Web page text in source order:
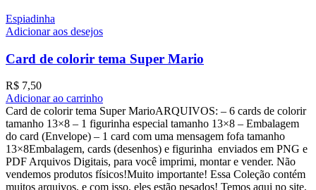
Espiadinha
Adicionar aos desejos
Card de colorir tema Super Mario
R$ 7,50
Adicionar ao carrinho
Card de colorir tema Super MarioARQUIVOS: – 6 cards de colorir
tamanho 13×8 – ⁠1 figurinha especial tamanho 13×8 – ⁠Embalagem
do card (Envelope) – ⁠1 card com uma mensagem fofa tamanho
13×8Embalagem, cards (desenhos) e figurinha enviados em PNG e
PDF Arquivos Digitais, para você imprimi, montar e vender. Não
vendemos produtos físicos!Muito importante! Essa Coleção contém
muitos arquivos, e com isso, eles estão pesados! Temos aqui no site,